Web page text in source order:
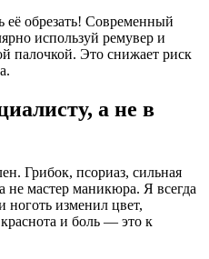
её обрезать! Современный
используй ремувер и
палочкой. Это снижает риск
а не в
Грибок, псориаз, сильная
мастер маникюра. Я всегда
ноготь изменил цвет,
и боль — это к